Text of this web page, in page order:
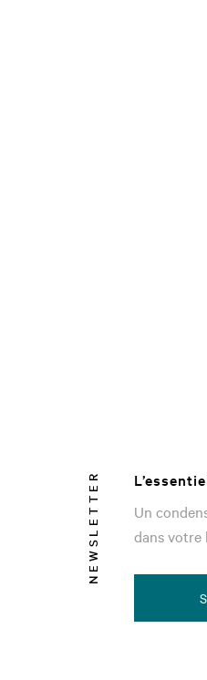
NEWSLETTER
Un
dans votre